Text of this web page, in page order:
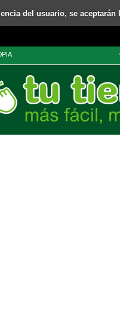
del usuario, se